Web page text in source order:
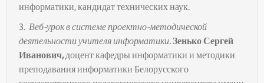
информатики, кандидат технических наук.
3. Веб-урок в системе проектно-методической
деятельности учителя информатики.Зенько Сергей
Иванович,доцент кафедры информатики и методики
преподавания информатики Белорусского